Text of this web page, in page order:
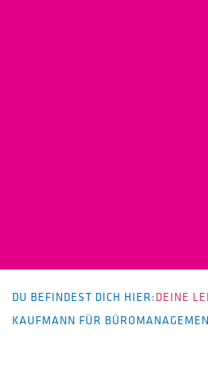
DU BEFINDEST DICH HIER:DEINE
KAUFMANN FÜR